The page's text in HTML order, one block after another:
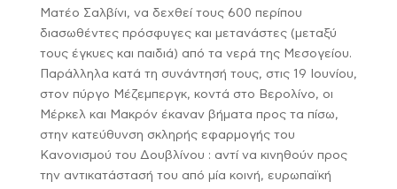
Ματέο Σαλβίνι, να δεχθεί τους 600 περίπου
διασωθέντες πρόσφυγες και μετανάστες (μεταξύ
τους έγκυες και παιδιά) από τα νερά της Μεσογείου.
Παράλληλα κατά τη συνάντησή τους, στις 19 Ιουνίου,
στον πύργο Μέζεμπεργκ, κοντά στο Βερολίνο, οι
Μέρκελ και Μακρόν έκαναν βήματα προς τα πίσω,
στην κατεύθυνση σκληρής εφαρμογής του
Κανονισμού του Δουβλίνου : αντί να κινηθούν προς
την αντικατάστασή του από μία κοινή, ευρωπαϊκή